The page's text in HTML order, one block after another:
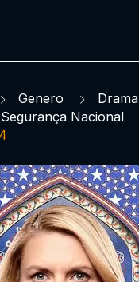
Genero
Drama
Nacional